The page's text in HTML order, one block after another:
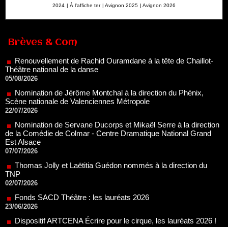
2024 | À l'affiche ter | Avignon 2025 | Avignon 2026
Brèves & Com
05/08/2026
Nomination de Jérôme Montchal à la direction du Phénix,
Scène nationale de Valenciennes Métropole
22/07/2026
Nomination de Servane Ducorps et Mikaël Serre à la direction
de la Comédie de Colmar - Centre Dramatique National Grand
Est Alsace
Thomas Jolly et Laëtitia Guédon nommés à la direction du
TNP
02/07/2026
Fonds SACD Théâtre : les lauréats 2026
23/06/2026
Dispositif ARTCENA Écrire pour le cirque, les lauréats 2026 !
20/06/2026
Le palmarès des prix SACD 2026
18/06/2026